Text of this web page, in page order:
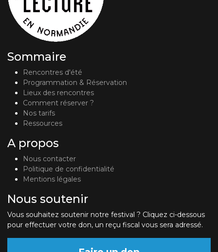
Sommaire
Rencontres d'été
Programmation & Réservation
Lieux des rencontres
Comment réserver ?
Nos tarifs
Ressources
A propos
Nous contacter
Politique de confidentialité
Mentions légales
Nous soutenir
Vous souhaitez soutenir notre festival ? Cliquez ci-dessous
pour effectuer votre don, un reçu fiscal vous sera adressé.